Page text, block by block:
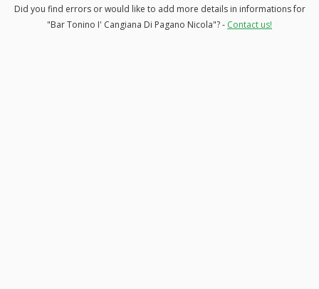
Did you find errors or would like to add more details in informations for
"Bar Tonino I' Cangiana Di Pagano Nicola"? - Contact us!